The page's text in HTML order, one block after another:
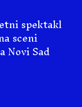
spektakl
sceni
Novi Sad